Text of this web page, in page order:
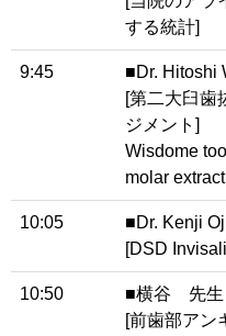
する統計]
9:45
■Dr. Hitoshi
[第二大臼歯
ジメント]
Wisdome
molar
10:05
■Dr. Kenji
[DSD
10:50
■横谷 先生
[前歯部アン